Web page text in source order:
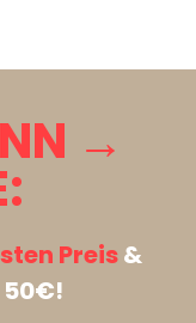
→
Preis&
50€!